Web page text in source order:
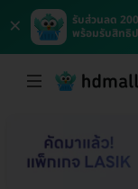
×
รับส่วนลด
พร้อมรับสิทธิ